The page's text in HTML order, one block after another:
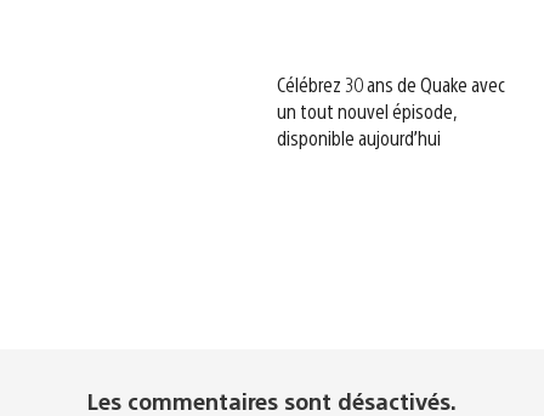
Célébrez 30 ans de Quake avec
un tout nouvel épisode,
disponible aujourd’hui
Les commentaires sont désactivés.